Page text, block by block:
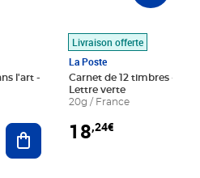
l'art -
Ajouter au panier
Livraison offerte
La Poste
Carnet de 12 timbres - Le
Lettre verte
20g / France
18,24€